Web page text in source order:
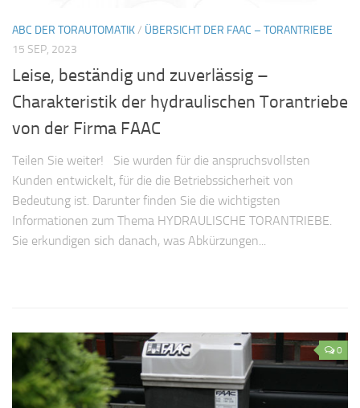
ABC DER TORAUTOMATIK/ ÜBERSICHT DER FAAC – TORANTRIEBE
15 SEP, 2023
Leise, beständig und zuverlässig –
Charakteristik der hydraulischen Torantriebe
von der Firma FAAC
Teilen Sie weiter! Sie wurden für die anspruchsvollsten
Kunden entwickelt, für die die Betriebssicherheit von
Bedeutung ist. Darunter finden Sie die wichtigsten
Informationen zum Thema HYDRAULISCHE TORANTRIEBE.
Sie erkundigen sich danach, was Abkürzungen...
0